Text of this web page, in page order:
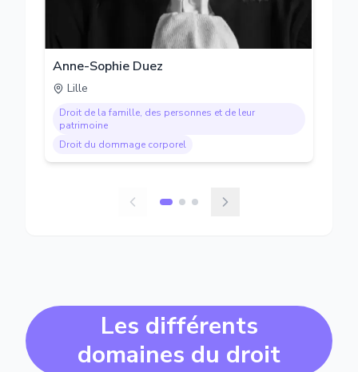
Anne-Sophie Duez
Lille
Droit de la famille, des personnes et de leur
patrimoine
Droit du dommage corporel
Les différents
domaines du droit